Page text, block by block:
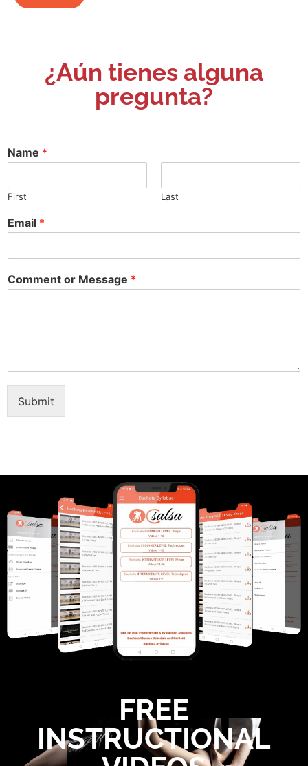
¿Aún tienes alguna
pregunta?
Name *
First Last
Email *
Comment or Message *
Submit
FREE
INSTRUCTIONAL